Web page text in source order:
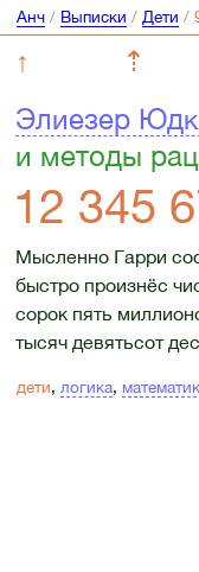
Анч/ Выписки / Дети /
↑ ⇡
Элиезер
и методы
12 345
Мысленно Гарри
быстро произнёс
сорок пять
тысяч девятьсот
дети, логика,